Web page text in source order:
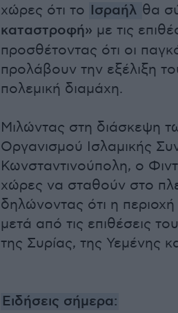
χώρες ότι το Ισραήλ θα
καταστροφή» με τις
προσθέτοντας ότι οι
προλάβουν την εξέλιξη
πολεμική διαμάχη.
Μιλώντας στη διάσκεψη
Οργανισμού Ισλαμικής
Κωνσταντινούπολη, ο
χώρες να σταθούν στο
δηλώνοντας ότι η
μετά από τις επιθέσεις
της Συρίας, της Υεμένης
Ειδήσεις σήμερα: